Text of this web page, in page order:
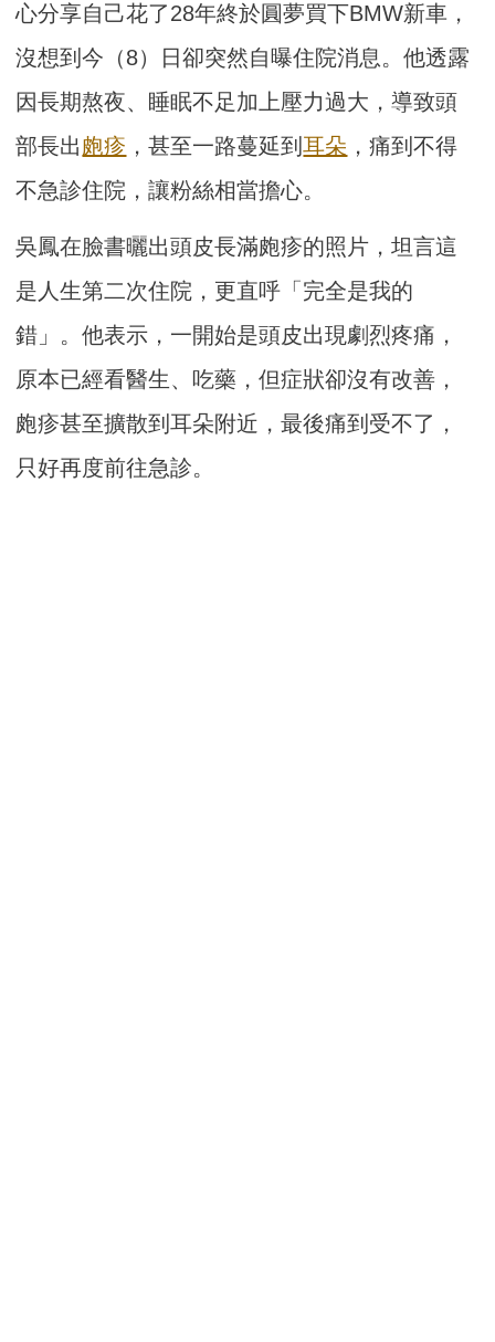
心分享自己花了28年終於圓夢買下BMW新車，
沒想到今（8）日卻突然自曝住院消息。他透露
因長期熬夜、睡眠不足加上壓力過大，導致頭
部長出皰疹 ，甚至一路蔓延到耳朵 ，痛到不得
不急診住院，讓粉絲相當擔心。
吳鳳在臉書曬出頭皮長滿皰疹的照片，坦言這
是人生第二次住院，更直呼「完全是我的
錯」。他表示，一開始是頭皮出現劇烈疼痛，
原本已經看醫生、吃藥，但症狀卻沒有改善，
皰疹甚至擴散到耳朵附近，最後痛到受不了，
只好再度前往急診。